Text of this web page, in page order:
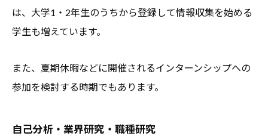
は、大学1・2年生のうちから登録して情報収集を始める
学生も増えています。
また、夏期休暇などに開催されるインターンシップへの
参加を検討する時期でもあります。
自己分析・業界研究・職種研究